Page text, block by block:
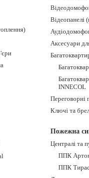
Відеопанелі
Аксесуари
INNECOL
Переговорні
Ключі та
Пожежна
Централі та
ППК
ППК